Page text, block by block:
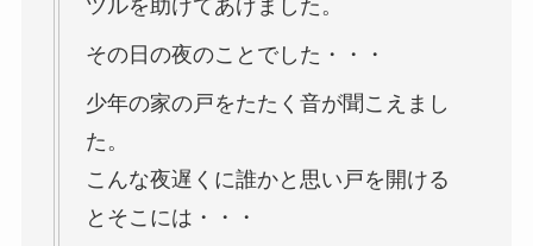
ツルを助けてあげました。
その日の夜のことでした・・・
少年の家の戸をたたく音が聞こえまし
た。
こんな夜遅くに誰かと思い戸を開ける
とそこには・・・